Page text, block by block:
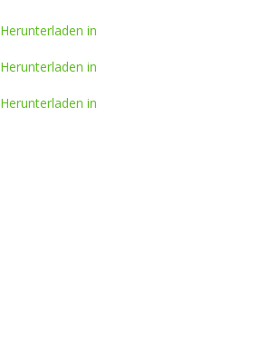
Herunterladen in
Herunterladen in
Herunterladen in